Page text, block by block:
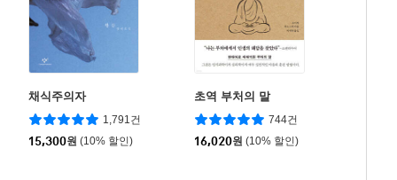
채식주의자
1,791건
15,300원 (10% 할인)
초역 부처의 말
744건
16,020원 (10% 할인)